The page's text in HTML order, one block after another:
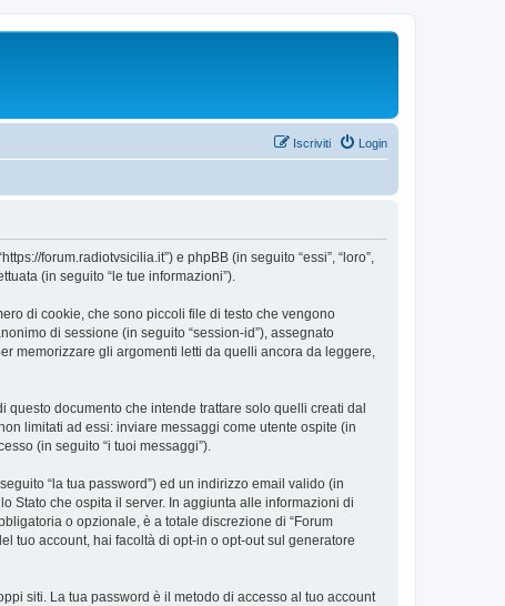
Login
Iscriviti
forum.radiotvsicilia.it”) e phpBB (in seguito “essi”, “loro”,
(in seguito “le tue informazioni”).
di cookie, che sono piccoli file di testo che vengono
di sessione (in seguito “session-id”), assegnato
memorizzare gli argomenti letti da quelli ancora da leggere,
questo documento che intende trattare solo quelli creati dal
limitati ad essi: inviare messaggi come utente ospite (in
(in seguito “i tuoi messaggi”).
“la tua password”) ed un indirizzo email valido (in
Stato che ospita il server. In aggiunta alle informazioni di
o opzionale, è a totale discrezione di “Forum
tuo account, hai facoltà di opt-in o opt-out sul generatore
siti. La tua password è il metodo di accesso al tuo account